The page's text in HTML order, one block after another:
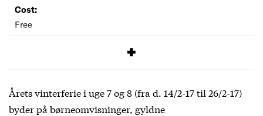
Cost:
Free
Årets vinterferie i uge 7 og 8 (fra d. 14/2-17 til 26/2-17)
byder på børneomvisninger, gyldne